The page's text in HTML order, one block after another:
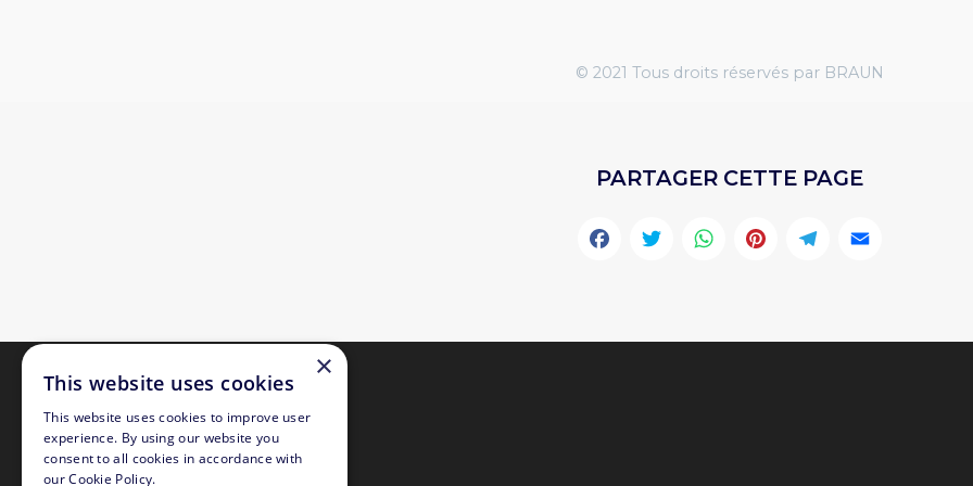
© 2021 Tous droits réservés par BRAUN
PARTAGER CETTE PAGE
Facebook
Twitter
WhatsApp
Pinterest
×
This website uses cookies
This website uses cookies to improve user
experience. By using our website you
consent to all cookies in accordance with
our Cookie Policy.